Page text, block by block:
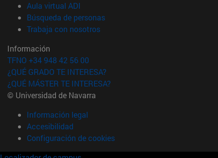
Aula virtual ADI
Búsqueda de personas(abre en nueva ventana)
Trabaja con nosotros(abre en nueva ventana)
Información
TFNO +34 948 42 56 00
¿QUÉ GRADO TE INTERESA?
¿QUÉ MÁSTER TE INTERESA?
© Universidad de Navarra
Información legal
Accesibilidad
Configuración de cookies